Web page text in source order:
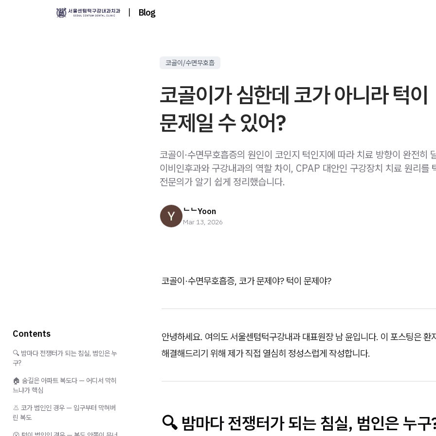
| Blog
코골이/수면무호흡
코골이가 심한데 코가 아니라 턱이
문제일 수 있어?
코골이·수면무호흡증의 원인이 코인지 턱인지에 따라 치료 방향이 완전히
이비인후과와 구강내과의 역할 차이, CPAP 대안인 구강장치 치료 원리를
전문의가 알기 쉽게 정리했습니다.
ᄂᄂYoon
Mar 13, 2026
코골이·수면무호흡증, 코가 문제야? 턱이 문제야?
안녕하세요. 여의도 서울센텀턱구강내과 대표원장 남 윤입니다. 이 포스팅은 환
해결해드리기 위해 제가 직접 열심히 정성스럽게 작성합니다.
🔍 밤마다 전쟁터가 되는 침실, 범인은 누구
Contents
🔍 밤마다 전쟁터가 되는 침실, 범인은 누
구?
🏠 숨길은 아파트 복도다 — 어디서 막히
느냐가 핵심
👃 코가 범인인 경우 — 입구부터 막혀버
린 복도